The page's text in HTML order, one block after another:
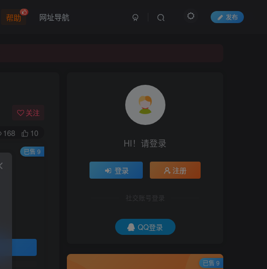
帮助 网址导航 发布
关注
168 10
已售 9
HI！请登录
登录 注册
社交账号登录
QQ登录
已售 9